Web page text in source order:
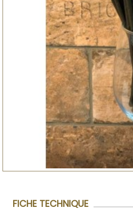
FICHE TECHNIQUE